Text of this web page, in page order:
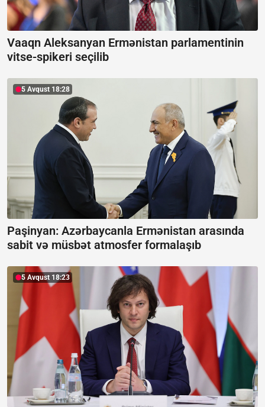
Vaaqn Aleksanyan Ermənistan parlamentinin
vitse-spikeri seçilib
5 Avqust 18:28
Paşinyan: Azərbaycanla Ermənistan arasında
sabit və müsbət atmosfer formalaşıb
5 Avqust 18:23